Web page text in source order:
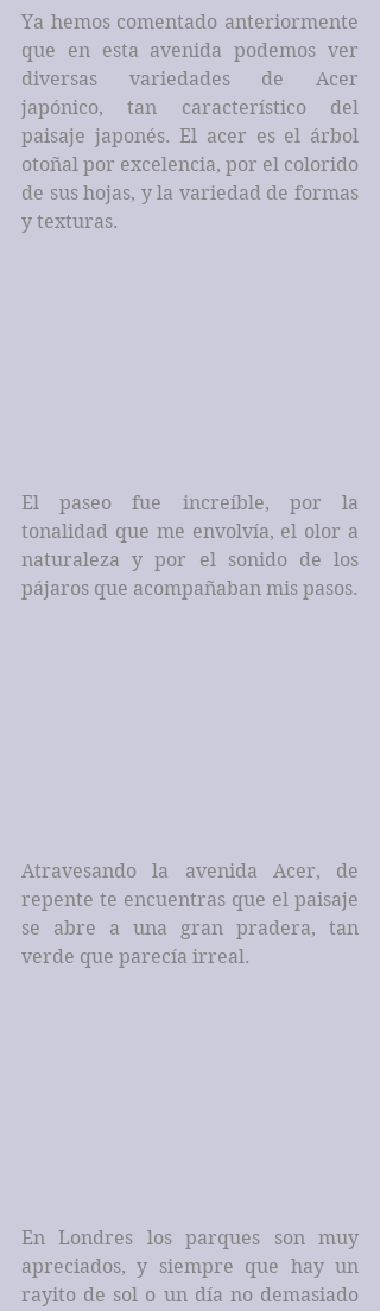
Ya hemos comentado anteriormente
que en esta avenida podemos ver
diversas variedades de Acer
japónico, tan característico del
paisaje japonés. El acer es el árbol
otoñal por excelencia, por el colorido
de sus hojas, y la variedad de formas
y texturas.
El paseo fue increíble, por la
tonalidad que me envolvía, el olor a
naturaleza y por el sonido de los
pájaros que acompañaban mis pasos.
Atravesando la avenida Acer, de
repente te encuentras que el paisaje
se abre a una gran pradera, tan
verde que parecía irreal.
En Londres los parques son muy
apreciados, y siempre que hay un
rayito de sol o un día no demasiado